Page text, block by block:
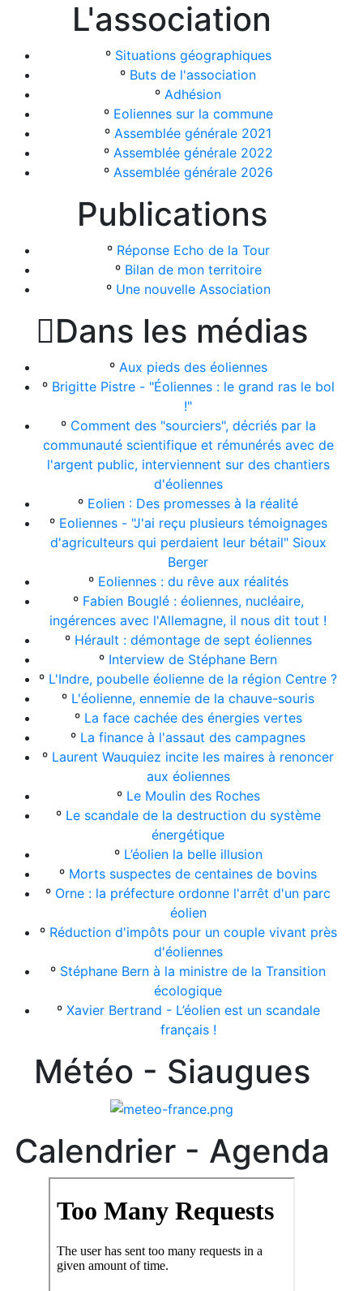
L'association
º Situations géographiques
º Buts de l'association
º Adhésion
º Eoliennes sur la commune
º Assemblée générale 2021
º Assemblée générale 2022
º Assemblée générale 2026
Publications
º Réponse Echo de la Tour
º Bilan de mon territoire
º Une nouvelle Association
Dans les médias
º Aux pieds des éoliennes
º Brigitte Pistre - "Éoliennes : le grand ras le bol
!"
º Comment des "sourciers", décriés par la
communauté scientifique et rémunérés avec de
l'argent public, interviennent sur des chantiers
d'éoliennes
º Eolien : Des promesses à la réalité
º Eoliennes - "J'ai reçu plusieurs témoignages
d'agriculteurs qui perdaient leur bétail" Sioux
Berger
º Eoliennes : du rêve aux réalités
º Fabien Bouglé : éoliennes, nucléaire,
ingérences avec l'Allemagne, il nous dit tout !
º Hérault : démontage de sept éoliennes
º Interview de Stéphane Bern
º L'Indre, poubelle éolienne de la région Centre ?
º L'éolienne, ennemie de la chauve-souris
º La face cachée des énergies vertes
º La finance à l'assaut des campagnes
º Laurent Wauquiez incite les maires à renoncer
aux éoliennes
º Le Moulin des Roches
º Le scandale de la destruction du système
énergétique
º L’éolien la belle illusion
º Morts suspectes de centaines de bovins
º Orne : la préfecture ordonne l'arrêt d'un parc
éolien
º Réduction d'impôts pour un couple vivant près
d'éoliennes
º Stéphane Bern à la ministre de la Transition
écologique
º Xavier Bertrand - L’éolien est un scandale
français !
Météo - Siaugues
Calendrier - Agenda